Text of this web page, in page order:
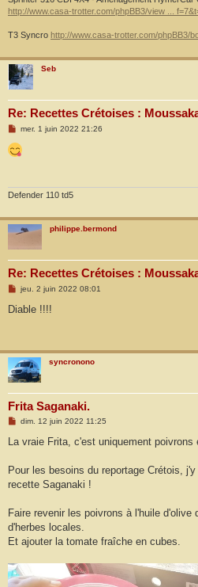
http://www.casa-trotter.com/phpBB3/view ...
T3 Syncro http://www.casa-trotter.com/phpBB3/
Seb
Re: Recettes Crétoises :
M
s
s
mer. 1 juin 2022 21:26
Defender 110 td5
philippe.bermond
Re: Recettes Crétoises :
M
s
jeu. 2 juin 2022 08:01
Diable !!!!
syncronono
Frita Saganaki.
M
s
g
dim. 12 juin 2022 11:25
La vraie Frita, c'est uniquement poivrons
Pour les besoins du reportage Crétois,
recette Saganaki !
Faire revenir les poivrons à l'huile d'olive
d'herbes locales.
Et ajouter la tomate fraîche en cubes.